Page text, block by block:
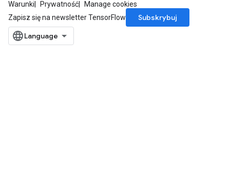
Warunki Prywatność
Manage cookies
Zapisz się na newsletter TensorFlow
Subskrybuj